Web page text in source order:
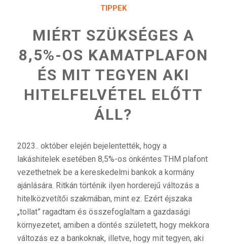
TIPPEK
MIÉRT SZÜKSÉGES A
8,5%-OS KAMATPLAFON
ÉS MIT TEGYEN AKI
HITELFELVÉTEL ELŐTT
ÁLL?
2023.. október elején bejelentették, hogy a
lakáshitelek esetében 8,5%-os önkéntes THM plafont
vezethetnek be a kereskedelmi bankok a kormány
ajánlására. Ritkán történik ilyen horderejű változás a
hitelközvetítői szakmában, mint ez. Ezért éjszaka
„tollat” ragadtam és összefoglaltam a gazdasági
környezetet, amiben a döntés született, hogy mekkora
változás ez a bankoknak, illetve, hogy mit tegyen, aki